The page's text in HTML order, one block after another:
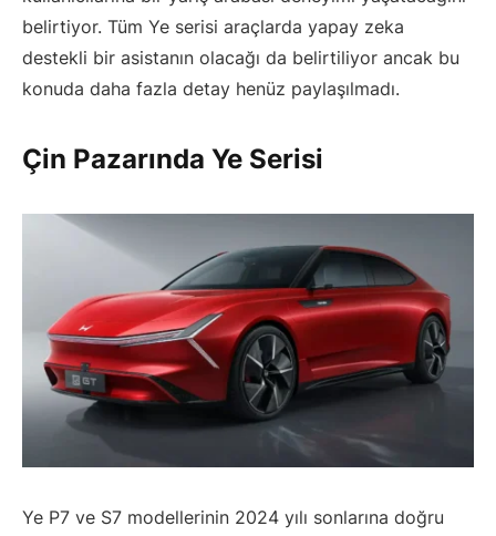
belirtiyor. Tüm Ye serisi araçlarda yapay zeka
destekli bir asistanın olacağı da belirtiliyor ancak bu
konuda daha fazla detay henüz paylaşılmadı.
Çin Pazarında Ye Serisi
Ye P7 ve S7 modellerinin 2024 yılı sonlarına doğru